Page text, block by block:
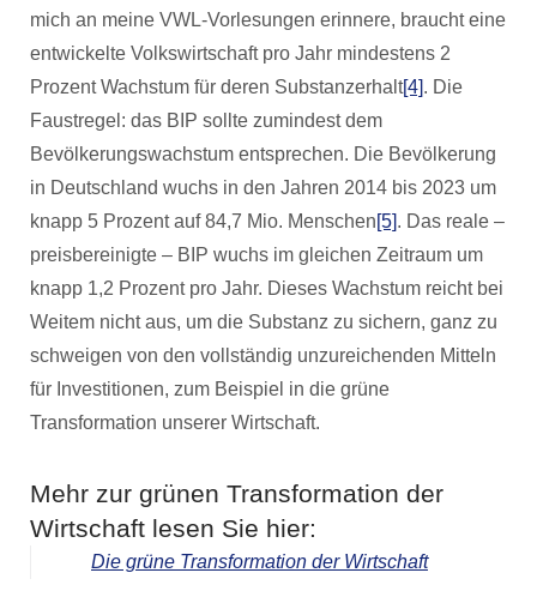
mich an meine VWL-Vorlesungen erinnere, braucht eine
entwickelte Volkswirtschaft pro Jahr mindestens 2
Prozent Wachstum für deren Substanzerhalt[4]. Die
Faustregel: das BIP sollte zumindest dem
Bevölkerungswachstum entsprechen. Die Bevölkerung
in Deutschland wuchs in den Jahren 2014 bis 2023 um
knapp 5 Prozent auf 84,7 Mio. Menschen[5]. Das reale –
preisbereinigte – BIP wuchs im gleichen Zeitraum um
knapp 1,2 Prozent pro Jahr. Dieses Wachstum reicht bei
Weitem nicht aus, um die Substanz zu sichern, ganz zu
schweigen von den vollständig unzureichenden Mitteln
für Investitionen, zum Beispiel in die grüne
Transformation unserer Wirtschaft.
Mehr zur grünen Transformation der
Wirtschaft lesen Sie hier:
Die grüne Transformation der Wirtschaft